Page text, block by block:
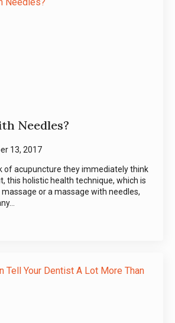
Needles?
13, 2017
of acupuncture they immediately think
this holistic health technique, which is
or a massage with needles,